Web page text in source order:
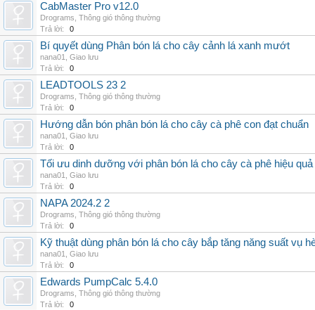
CabMaster Pro v12.0
Drograms Thông gió thông thường
Trả lời:
0
Bí quyết dùng Phân bón lá cho cây cảnh lá xanh mướt
nana01
Giao lưu
Trả lời:
0
LEADTOOLS 23 2
Drograms Thông gió thông thường
Trả lời:
0
Hướng dẫn bón phân bón lá cho cây cà phê con đạt chuẩn
nana01
Giao lưu
Trả lời:
0
Tối ưu dinh dưỡng với phân bón lá cho cây cà phê hiệu quả
nana01
Giao lưu
Trả lời:
0
NAPA 2024.2 2
Drograms Thông gió thông thường
Trả lời:
0
Kỹ thuật dùng phân bón lá cho cây bắp tăng năng suất vụ
nana01
Giao lưu
Trả lời:
0
Edwards PumpCalc 5.4.0
Drograms Thông gió thông thường
Trả lời:
0